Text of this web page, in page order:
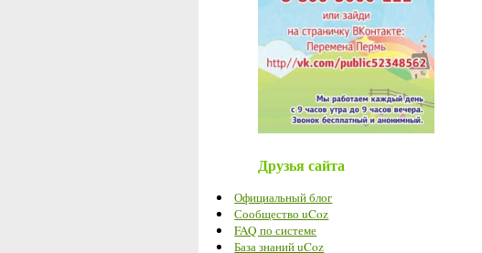
Друзья сайта
Официальный блог
Сообщество uCoz
FAQ по системе
База знаний uCoz